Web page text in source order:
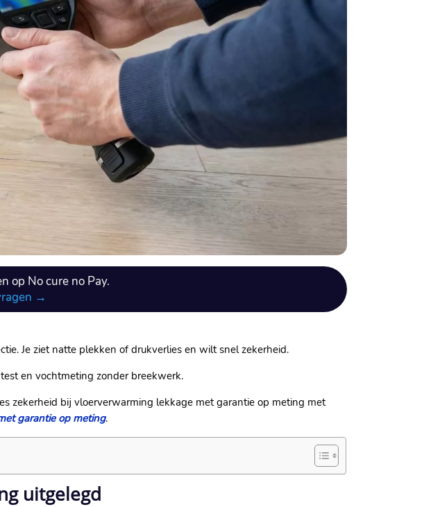
op No cure no Pay.
→
Je ziet natte plekken of drukverlies en wilt snel zekerheid.​
en vochtmeting zonder breekwerk.​
zekerheid bij vloerverwarming lekkage met garantie op meting met
garantie op meting.​
uitgelegd